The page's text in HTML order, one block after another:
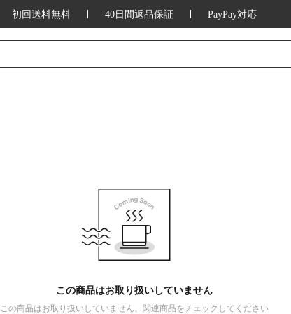
初回送料無料 40日間返品保証 PayPay対応
この商品はお取り扱いしていません
この商品はお取り扱いしていません、関連商品をチェックしてください